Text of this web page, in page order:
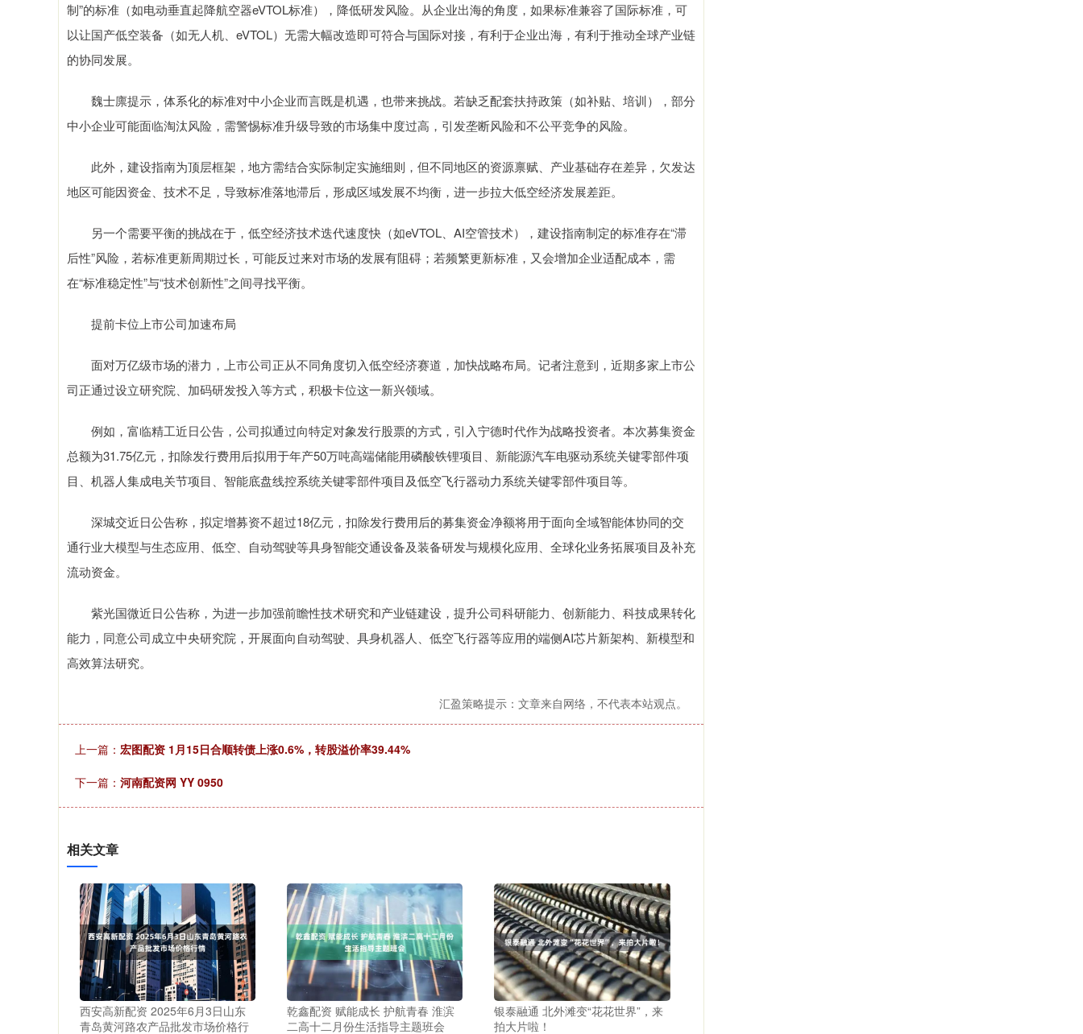
制”的标准（如电动垂直起降航空器eVTOL标准），降低研发风险。从企业出海的角度，如果标准兼容了国际标准，可
以让国产低空装备（如无人机、eVTOL）无需大幅改造即可符合与国际对接，有利于企业出海，有利于推动全球产业链
的协同发展。
魏士廪提示，体系化的标准对中小企业而言既是机遇，也带来挑战。若缺乏配套扶持政策（如补贴、培训），部分
中小企业可能面临淘汰风险，需警惕标准升级导致的市场集中度过高，引发垄断风险和不公平竞争的风险。
此外，建设指南为顶层框架，地方需结合实际制定实施细则，但不同地区的资源禀赋、产业基础存在差异，欠发达
地区可能因资金、技术不足，导致标准落地滞后，形成区域发展不均衡，进一步拉大低空经济发展差距。
另一个需要平衡的挑战在于，低空经济技术迭代速度快（如eVTOL、AI空管技术），建设指南制定的标准存在“滞
后性”风险，若标准更新周期过长，可能反过来对市场的发展有阻碍；若频繁更新标准，又会增加企业适配成本，需
在“标准稳定性”与“技术创新性”之间寻找平衡。
提前卡位上市公司加速布局
面对万亿级市场的潜力，上市公司正从不同角度切入低空经济赛道，加快战略布局。记者注意到，近期多家上市公
司正通过设立研究院、加码研发投入等方式，积极卡位这一新兴领域。
例如，富临精工近日公告，公司拟通过向特定对象发行股票的方式，引入宁德时代作为战略投资者。本次募集资金
总额为31.75亿元，扣除发行费用后拟用于年产50万吨高端储能用磷酸铁锂项目、新能源汽车电驱动系统关键零部件项
目、机器人集成电关节项目、智能底盘线控系统关键零部件项目及低空飞行器动力系统关键零部件项目等。
深城交近日公告称，拟定增募资不超过18亿元，扣除发行费用后的募集资金净额将用于面向全域智能体协同的交
通行业大模型与生态应用、低空、自动驾驶等具身智能交通设备及装备研发与规模化应用、全球化业务拓展项目及补充
流动资金。
紫光国微近日公告称，为进一步加强前瞻性技术研究和产业链建设，提升公司科研能力、创新能力、科技成果转化
能力，同意公司成立中央研究院，开展面向自动驾驶、具身机器人、低空飞行器等应用的端侧AI芯片新架构、新模型和
高效算法研究。
汇盈策略提示：文章来自网络，不代表本站观点。
上一篇： 宏图配资 1月15日合顺转债上涨0.6%，转股溢价率39.44%
下一篇： 河南配资网 YY 0950
相关文章
西安高新配资 2025年6月3日山东
青岛黄河路农产品批发市场价格行
乾鑫配资 赋能成长 护航青春 淮滨
二高十二月份生活指导主题班会
银泰融通 北外滩变“花花世界”，来
拍大片啦！